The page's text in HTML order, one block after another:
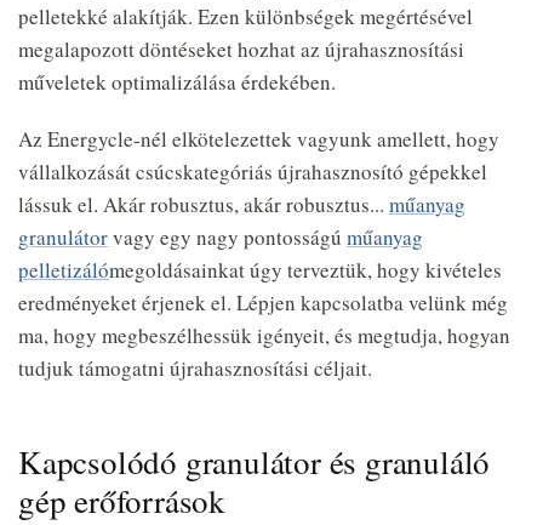
pelletekké alakítják. Ezen különbségek megértésével
megalapozott döntéseket hozhat az újrahasznosítási
műveletek optimalizálása érdekében.
Az Energycle-nél elkötelezettek vagyunk amellett, hogy
vállalkozását csúcskategóriás újrahasznosító gépekkel
lássuk el. Akár robusztus, akár robusztus... műanyag
granulátorvagy egy nagy pontosságú műanyag
pelletizálómegoldásainkat úgy terveztük, hogy kivételes
eredményeket érjenek el. Lépjen kapcsolatba velünk még
ma, hogy megbeszélhessük igényeit, és megtudja, hogyan
tudjuk támogatni újrahasznosítási céljait.
Kapcsolódó granulátor és granuláló
gép erőforrások